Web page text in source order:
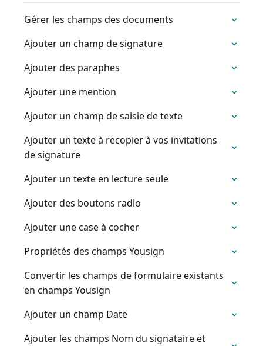
Gérer les champs des documents
Ajouter un champ de signature
Ajouter des paraphes
Ajouter une mention
Ajouter un champ de saisie de texte
Ajouter un texte à recopier à vos invitations
de signature
Ajouter un texte en lecture seule
Ajouter des boutons radio
Ajouter une case à cocher
Propriétés des champs Yousign
Convertir les champs de formulaire existants
en champs Yousign
Ajouter un champ Date
Ajouter les champs Nom du signataire et